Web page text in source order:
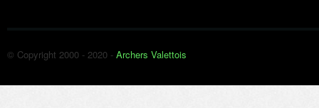
© Copyright 2000 - 2020 - Archers Valettois